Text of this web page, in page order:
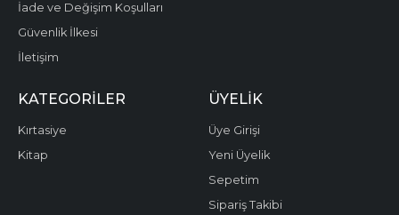
İade ve Değişim Koşulları
Güvenlik İlkesi
İletişim
KATEGORILER
Kırtasiye
Kitap
ÜYELIK
Üye Girişi
Yeni Üyelik
Sepetim
Sipariş Takibi